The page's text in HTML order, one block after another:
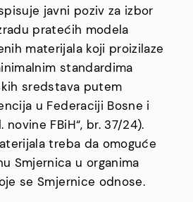
javni poziv za izbor
pratećih modela
materijala koji proizilaze
standardima
sredstava putem
u Federaciji Bosne i
novine FBiH“, br. 37/24).
treba da omoguće
Smjernica u organima
se Smjernice odnose.